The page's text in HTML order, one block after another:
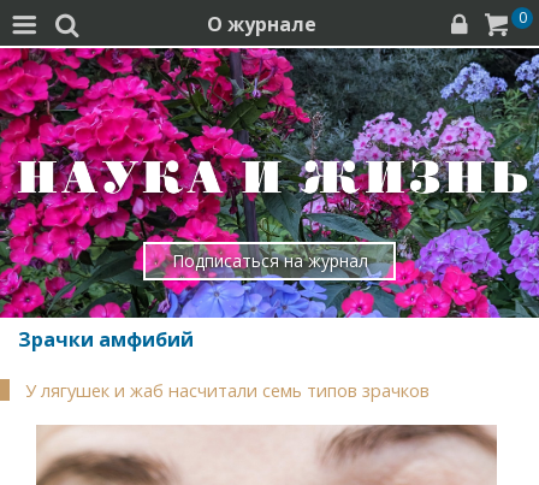
  О журнале   0
Подписаться на журнал
Зрачки амфибий
У лягушек и жаб насчитали семь типов зрачков